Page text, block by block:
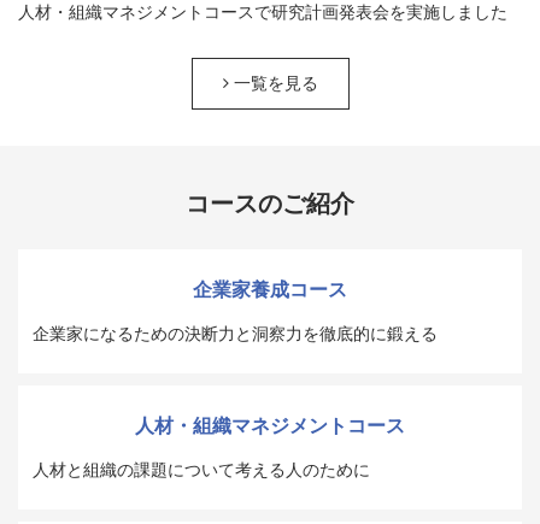
人材・組織マネジメントコースで研究計画発表会を実施しました
一覧を見る
コースのご紹介
企業家養成コース
企業家になるための決断力と洞察力を徹底的に鍛える
人材・組織マネジメントコース
人材と組織の課題について考える人のために